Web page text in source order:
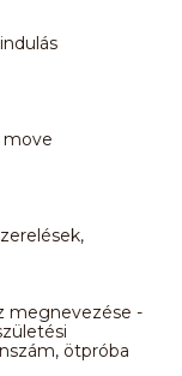
move
megnevezése -
ötpróba